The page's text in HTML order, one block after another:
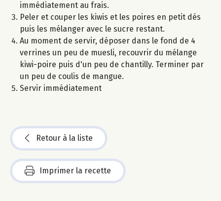
immédiatement au frais.
Peler et couper les kiwis et les poires en petit dés
puis les mélanger avec le sucre restant.
Au moment de servir, déposer dans le fond de 4
verrines un peu de muesli, recouvrir du mélange
kiwi-poire puis d'un peu de chantilly. Terminer par
un peu de coulis de mangue.
Servir immédiatement
Retour à la liste
Imprimer la recette